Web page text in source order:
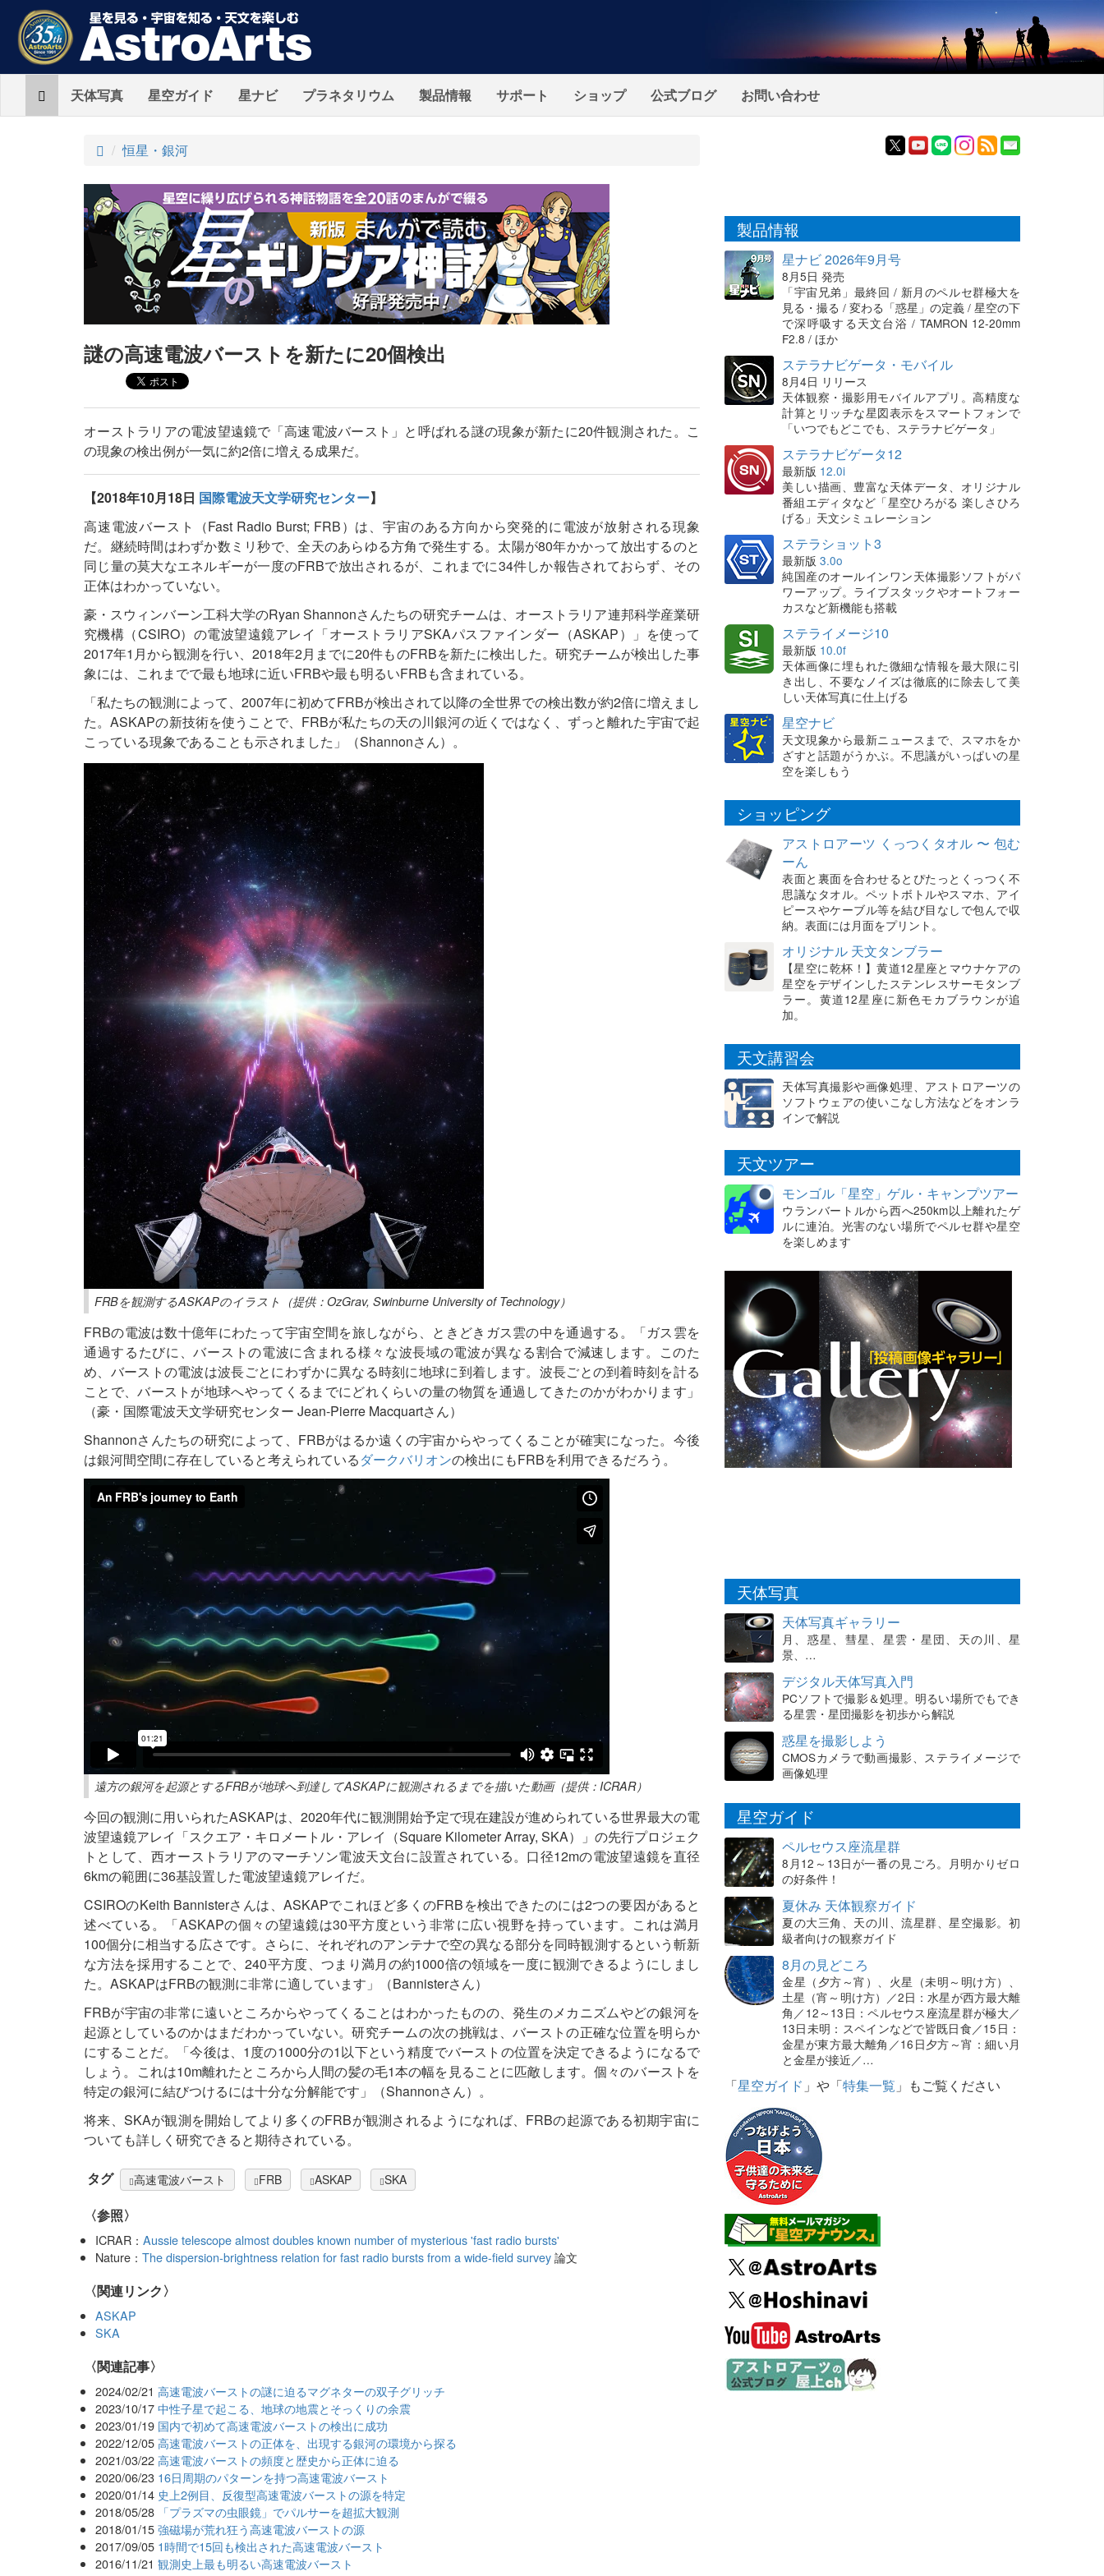
Home天体写真 星空ガイド 星ナビ プラネタリウム 製品情報 サポート ショップ 公式ブログ お問い合わせ
ト
プ
恒星・銀河
謎の高速電波バーストを新たに20個検出
オーストラリアの電波望遠鏡で「高速電波バースト」と呼ばれる謎の現象が新たに20件観測された。こ
の現象の検出例が一気に約2倍に増える成果だ。
【2018年10月18日 国際電波天文学研究センター】
高速電波バースト（Fast Radio Burst; FRB）は、宇宙のある方向から突発的に電波が放射される現象
だ。継続時間はわずか数ミリ秒で、全天のあらゆる方角で発生する。太陽が80年かかって放出するのと
同じ量の莫大なエネルギーが一度のFRBで放出されるが、これまでに34件しか報告されておらず、その
正体はわかっていない。
豪・スウィンバーン工科大学のRyan Shannonさんたちの研究チームは、オーストラリア連邦科学産業研
究機構（CSIRO）の電波望遠鏡アレイ「オーストラリアSKAパスファインダー（ASKAP）」を使って
2017年1月から観測を行い、2018年2月までに20件ものFRBを新たに検出した。研究チームが検出した事
象には、これまでで最も地球に近いFRBや最も明るいFRBも含まれている。
「私たちの観測によって、2007年に初めてFRBが検出されて以降の全世界での検出数が約2倍に増えまし
た。ASKAPの新技術を使うことで、FRBが私たちの天の川銀河の近くではなく、ずっと離れた宇宙で起
こっている現象であることも示されました」（Shannonさん）。
FRBを観測するASKAPのイラスト（提供：OzGrav, Swinburne University of Technology）
FRBの電波は数十億年にわたって宇宙空間を旅しながら、ときどきガス雲の中を通過する。「ガス雲を
通過するたびに、バーストの電波に含まれる様々な波長域の電波が異なる割合で減速します。このた
め、バーストの電波は波長ごとにわずかに異なる時刻に地球に到着します。波長ごとの到着時刻を計る
ことで、バーストが地球へやってくるまでにどれくらいの量の物質を通過してきたのかがわかります」
（豪・国際電波天文学研究センター Jean-Pierre Macquartさん）
Shannonさんたちの研究によって、FRBがはるか遠くの宇宙からやってくることが確実になった。今後
は銀河間空間に存在していると考えられているダークバリオンの検出にもFRBを利用できるだろう。
遠方の銀河を起源とするFRBが地球へ到達してASKAPに観測されるまでを描いた動画（提供：ICRAR）
今回の観測に用いられたASKAPは、2020年代に観測開始予定で現在建設が進められている世界最大の電
波望遠鏡アレイ「スクエア・キロメートル・アレイ（Square Kilometer Array, SKA）」の先行プロジェク
トとして、西オーストラリアのマーチソン電波天文台に設置されている。口径12mの電波望遠鏡を直径
6kmの範囲に36基設置した電波望遠鏡アレイだ。
CSIROのKeith Bannisterさんは、ASKAPでこれほど多くのFRBを検出できたのには2つの要因があると
述べている。「ASKAPの個々の望遠鏡は30平方度という非常に広い視野を持っています。これは満月
100個分に相当する広さです。さらに、それぞれのアンテナで空の異なる部分を同時観測するという斬新
な方法を採用することで、240平方度、つまり満月の約1000倍の領域を一度に観測できるようにしまし
た。ASKAPはFRBの観測に非常に適しています」（Bannisterさん）
FRBが宇宙の非常に遠いところからやってくることはわかったものの、発生のメカニズムやどの銀河を
起源としているのかはまだわかっていない。研究チームの次の挑戦は、バーストの正確な位置を明らか
にすることだ。「今後は、1度の1000分の1以下という精度でバーストの位置を決定できるようになるで
しょう。これは10m離れたところから人間の髪の毛1本の幅を見ることに匹敵します。個々のバーストを
特定の銀河に結びつけるには十分な分解能です」（Shannonさん）。
将来、SKAが観測を開始してより多くのFRBが観測されるようになれば、FRBの起源である初期宇宙に
ついても詳しく研究できると期待されている。
タグ 高速電波バースト FRB ASKAP SKA
〈参照〉
ICRAR：Aussie telescope almost doubles known number of mysterious 'fast radio bursts'
Nature：The dispersion-brightness relation for fast radio bursts from a wide-field survey論文
〈関連リンク〉
ASKAP
SKA
関連記事
2024/02/21 高速電波バーストの謎に迫るマグネターの双子グリッチ
2023/10/17 中性子星で起こる、地球の地震とそっくりの余震
2023/01/19 国内で初めて高速電波バーストの検出に成功
2022/12/05 高速電波バーストの正体を、出現する銀河の環境から探る
2021/03/22 高速電波バーストの頻度と歴史から正体に迫る
2020/06/23 16日周期のパターンを持つ高速電波バースト
2020/01/14 史上2例目、反復型高速電波バーストの源を特定
2018/05/28 「プラズマの虫眼鏡」でパルサーを超拡大観測
2018/01/15 強磁場が荒れ狂う高速電波バーストの源
2017/09/05 1時間で15回も検出された高速電波バースト
2016/11/21 観測史上最も明るい高速電波バースト
製品情報
星ナビ 2026年9月号
8月5日 発売
「宇宙兄弟」最終回 / 新月のペルセ群極大を
見る・撮る / 変わる「惑星」の定義 / 星空の下
で深呼吸する天文台浴 / TAMRON 12-20mm
F2.8 / ほか
ステラナビゲータ・モバイル
8月4日 リリース
天体観察・撮影用モバイルアプリ。高精度な
計算とリッチな星図表示をスマートフォンで
「いつでもどこでも、ステラナビゲータ」
ステラナビゲータ12
最新版 12.0i
美しい描画、豊富な天体データ、オリジナル
番組エディタなど「星空ひろがる 楽しさひろ
げる」天文シミュレーション
ステラショット3
最新版 3.0o
純国産のオールインワン天体撮影ソフトがパ
ワーアップ。ライブスタックやオートフォー
カスなど新機能も搭載
ステライメージ10
最新版 10.0f
天体画像に埋もれた微細な情報を最大限に引
き出し、不要なノイズは徹底的に除去して美
しい天体写真に仕上げる
星空ナビ
天文現象から最新ニュースまで、スマホをか
ざすと話題がうかぶ。不思議がいっぱいの星
空を楽しもう
ショッピング
アストロアーツ くっつくタオル 〜 包む
ーん
表面と裏面を合わせるとぴたっとくっつく不
思議なタオル。ペットボトルやスマホ、アイ
ピースやケーブル等を結び目なしで包んで収
納。表面には月面をプリント。
オリジナル 天文タンブラー
【星空に乾杯！】黄道12星座とマウナケアの
星空をデザインしたステンレスサーモタンブ
ラー。黄道12星座に新色モカブラウンが追
加。
天文講習会
天体写真撮影や画像処理、アストロアーツの
ソフトウェアの使いこなし方法などをオンラ
インで解説
天文ツアー
モンゴル「星空」ゲル・キャンプツアー
ウランバートルから西へ250km以上離れたゲ
ルに連泊。光害のない場所でペルセ群や星空
を楽しめます
天体写真
天体写真ギャラリー
月、惑星、彗星、星雲・星団、天の川、星
景、…
デジタル天体写真入門
PCソフトで撮影＆処理。明るい場所でもでき
る星雲・星団撮影を初歩から解説
惑星を撮影しよう
CMOSカメラで動画撮影、ステライメージで
画像処理
星空ガイド
ペルセウス座流星群
8月12～13日が一番の見ごろ。月明かりゼロ
の好条件！
夏休み 天体観察ガイド
夏の大三角、天の川、流星群、星空撮影。初
級者向けの観察ガイド
8月の見どころ
金星（夕方～宵）、火星（未明～明け方）、
土星（宵～明け方）／2日：水星が西方最大離
角／12～13日：ペルセウス座流星群が極大／
13日未明：スペインなどで皆既日食／15日：
金星が東方最大離角／16日夕方～宵：細い月
と金星が接近／…
「星空ガイド 」や「特集一覧 」もご覧ください